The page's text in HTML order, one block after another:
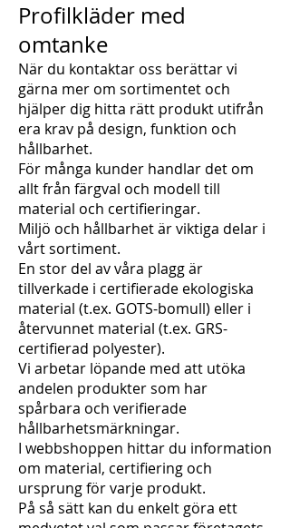
Profilkläder med
omtanke
När du kontaktar oss berättar vi
gärna mer om sortimentet och
hjälper dig hitta rätt produkt utifrån
era krav på design, funktion och
hållbarhet.
För många kunder handlar det om
allt från färgval och modell till
material och certifieringar.
Miljö och hållbarhet är viktiga delar i
vårt sortiment.
En stor del av våra plagg är
tillverkade i certifierade ekologiska
material (t.ex. GOTS-bomull) eller i
återvunnet material (t.ex. GRS-
certifierad polyester).
Vi arbetar löpande med att utöka
andelen produkter som har
spårbara och verifierade
hållbarhetsmärkningar.
I webbshoppen hittar du information
om material, certifiering och
ursprung för varje produkt.
På så sätt kan du enkelt göra ett